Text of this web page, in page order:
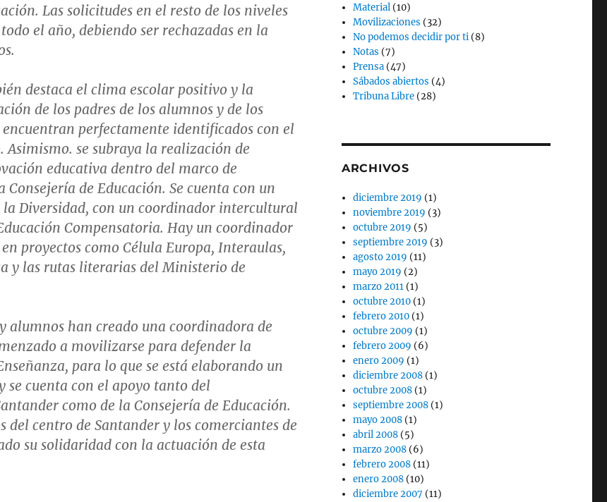
Las solicitudes en el resto de los niveles
el año, debiendo ser rechazadas en la
destaca el clima escolar positivo y la
de los padres de los alumnos y de los
encuentran perfectamente identificados con el
Asimismo. se subraya la realización de
educativa dentro del marco de
de Educación. Se cuenta con un
la Diversidad, con un coordinador intercultural
Compensatoria. Hay un coordinador
proyectos como Célula Europa, Interaulas,
y las rutas literarias del Ministerio de
alumnos han creado una coordinadora de
a movilizarse para defender la
para lo que se está elaborando un
se cuenta con el apoyo tanto del
como de la Consejería de Educación.
del centro de Santander y los comerciantes de
su solidaridad con la actuación de esta
Material (10)
Movilizaciones (32)
No podemos decidir por ti (8)
Notas (7)
Prensa (47)
Sábados abiertos (4)
Tribuna Libre (28)
ARCHIVOS
diciembre 2019 (1)
noviembre 2019 (3)
octubre 2019 (5)
septiembre 2019 (3)
agosto 2019 (11)
mayo 2019 (2)
marzo 2011 (1)
octubre 2010 (1)
febrero 2010 (1)
octubre 2009 (1)
febrero 2009 (6)
enero 2009 (1)
diciembre 2008 (1)
octubre 2008 (1)
septiembre 2008 (1)
mayo 2008 (1)
abril 2008 (5)
marzo 2008 (6)
febrero 2008 (11)
enero 2008 (10)
diciembre 2007 (11)